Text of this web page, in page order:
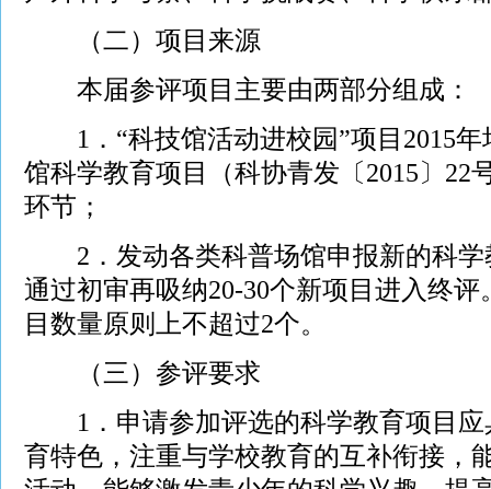
（二）项目来源
本届参评项目主要由两部分组成：
1．“科技馆活动进校园”项目2015年
馆科学教育项目（科协青发〔2015〕22
环节；
2．发动各类科普场馆申报新的科学
通过初审再吸纳20-30个新项目进入终
目数量原则上不超过2个。
（三）参评要求
1．申请参加评选的科学教育项目应
育特色，注重与学校教育的互补衔接，